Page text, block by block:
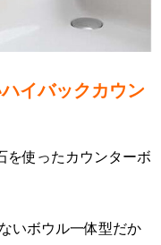
イバックカウン
を使ったカウンターボ
いボウル一体型だか